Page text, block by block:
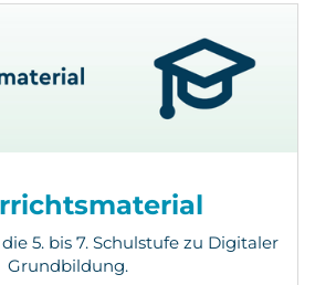
5. bis 7. Schulstufe zu Digitaler
Grundbildung.